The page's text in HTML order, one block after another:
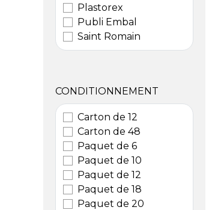
Plastorex
Publi Embal
Saint Romain
CONDITIONNEMENT
Carton de 12
Carton de 48
Paquet de 6
Paquet de 10
Paquet de 12
Paquet de 18
Paquet de 20